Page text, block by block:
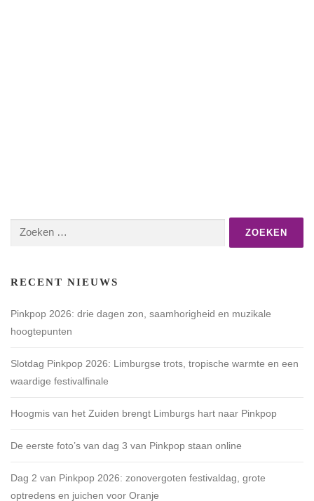
Zoeken
RECENT NIEUWS
Pinkpop 2026: drie dagen zon, saamhorigheid en muzikale
hoogtepunten
Slotdag Pinkpop 2026: Limburgse trots, tropische warmte en een
waardige festivalfinale
Hoogmis van het Zuiden brengt Limburgs hart naar Pinkpop
De eerste foto’s van dag 3 van Pinkpop staan online
Dag 2 van Pinkpop 2026: zonovergoten festivaldag, grote
optredens en juichen voor Oranje